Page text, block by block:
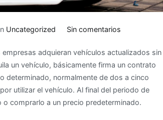
Uncategorized Sin comentariosen
funciona
el
renting
para
empresas:
adquieran vehículos actualizados sin
un vehículo, básicamente firma un contrato
determinado, normalmente de dos a cinco
utilizar el vehículo. Al final del periodo de
comprarlo a un precio predeterminado.